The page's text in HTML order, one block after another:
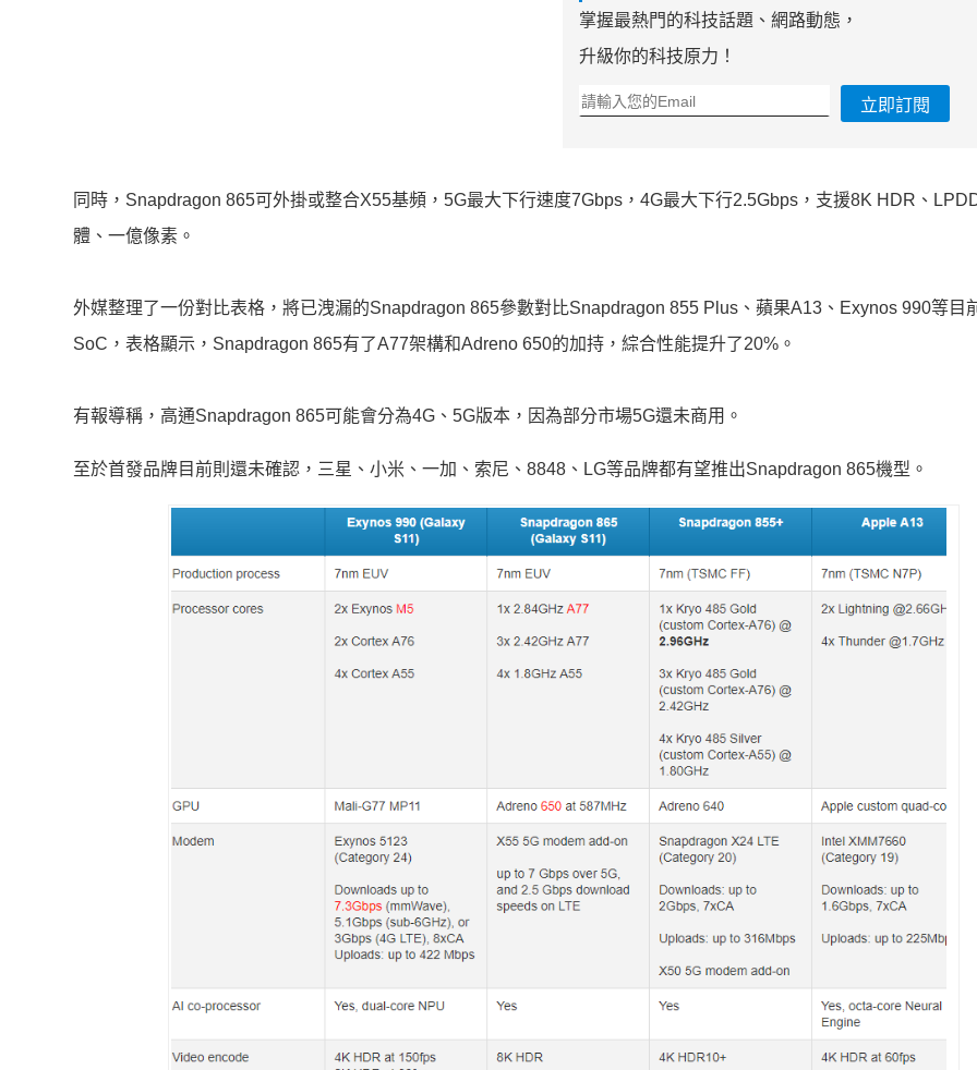
掌握最熱門的科技話題、網路動態，
升級你的科技原力！
立即訂閱
同時，Snapdragon 865可外掛或整合X55基頻，5G最大下行速度7Gbps，4G最大下行2.5Gbps，支援8K HDR、
體、一億像素。
外媒整理了一份對比表格，將已洩漏的Snapdragon 865參數對比Snapdragon 855 Plus、蘋果A13、Exynos 990等目
SoC，表格顯示，Snapdragon 865有了A77架構和Adreno 650的加持，綜合性能提升了20%。
有報導稱，高通Snapdragon 865可能會分為4G、5G版本，因為部分市場5G還未商用。
至於首發品牌目前則還未確認，三星、小米、一加、索尼、8848、LG等品牌都有望推出Snapdragon 865機型。